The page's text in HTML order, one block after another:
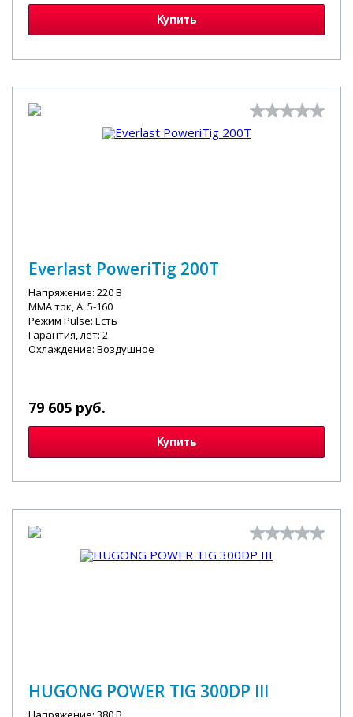
Купить
Everlast PoweriTig 200T
Напряжение: 220 В
MMA ток, А: 5-160
Режим Pulse: Есть
Гарантия, лет: 2
Охлаждение: Воздушное
79 605 руб.
Купить
HUGONG POWER TIG 300DP III